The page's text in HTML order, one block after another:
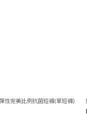
性完美比例抗菌短褲(單短褲)